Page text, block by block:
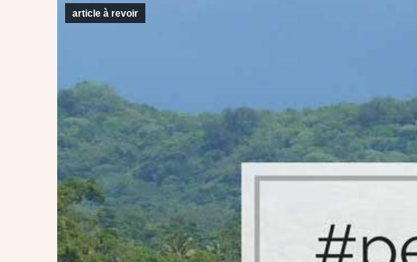
article à revoir